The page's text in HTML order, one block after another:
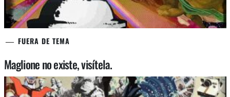
FUERA DE TEMA
Maglione no existe, visítela.